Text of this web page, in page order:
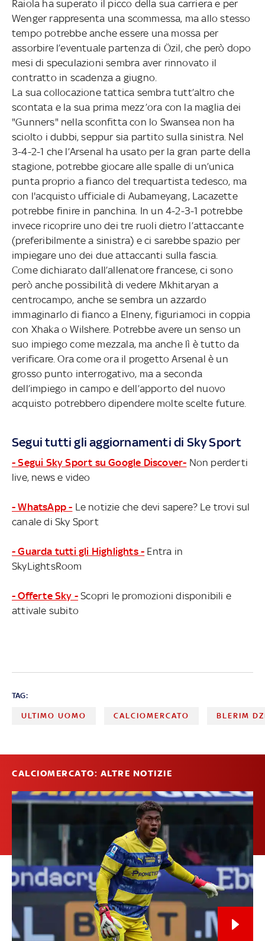
Raiola ha superato il picco della sua carriera e per
Wenger rappresenta una scommessa, ma allo stesso
tempo potrebbe anche essere una mossa per
assorbire l’eventuale partenza di Özil, che però dopo
mesi di speculazioni sembra aver rinnovato il
contratto in scadenza a giugno.
La sua collocazione tattica sembra tutt’altro che
scontata e la sua prima mezz’ora con la maglia dei
"Gunners" nella sconfitta con lo Swansea non ha
sciolto i dubbi, seppur sia partito sulla sinistra. Nel
3-4-2-1 che l’Arsenal ha usato per la gran parte della
stagione, potrebbe giocare alle spalle di un’unica
punta proprio a fianco del trequartista tedesco, ma
con l'acquisto ufficiale di Aubameyang, Lacazette
potrebbe finire in panchina. In un 4-2-3-1 potrebbe
invece ricoprire uno dei tre ruoli dietro l’attaccante
(preferibilmente a sinistra) e ci sarebbe spazio per
impiegare uno dei due attaccanti sulla fascia.
Come dichiarato dall’allenatore francese, ci sono
però anche possibilità di vedere Mkhitaryan a
centrocampo, anche se sembra un azzardo
immaginarlo di fianco a Elneny, figuriamoci in coppia
con Xhaka o Wilshere. Potrebbe avere un senso un
suo impiego come mezzala, ma anche lì è tutto da
verificare. Ora come ora il progetto Arsenal è un
grosso punto interrogativo, ma a seconda
dell’impiego in campo e dell’apporto del nuovo
acquisto potrebbero dipendere molte scelte future.
Segui tutti gli aggiornamenti di Sky Sport
- Segui Sky Sport su Google Discover- Non perderti
live, news e video
- WhatsApp - Le notizie che devi sapere? Le trovi sul
canale di Sky Sport
- Guarda tutti gli Highlights - Entra in
SkyLightsRoom
- Offerte Sky - Scopri le promozioni disponibili e
attivale subito
TAG:
ULTIMO UOMO CALCIOMERCATO BLERIM
CALCIOMERCATO: ALTRE NOTIZIE